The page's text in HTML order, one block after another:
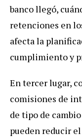
banco llegó,
retenciones en
afecta la
cumplimiento y
En tercer lugar,
comisiones de
de tipo de
pueden reducir